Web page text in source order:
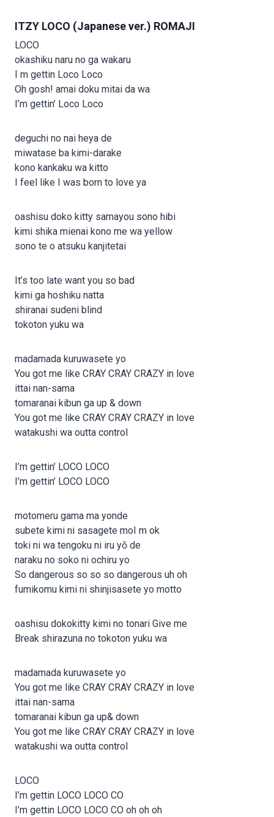
ITZY LOCO (Japanese ver.) ROMAJI
LOCO
okashiku naru no ga wakaru
I m gettin Loco Loco
Oh gosh! amai doku mitai da wa
I’m gettin’ Loco Loco
deguchi no nai heya de
miwatase ba kimi-darake
kono kankaku wa kitto
I feel like I was born to love ya
oashisu doko kitty samayou sono hibi
kimi shika mienai kono me wa yellow
sono te o atsuku kanjitetai
It’s too late want you so bad
kimi ga hoshiku natta
shiranai sudeni blind
tokoton yuku wa
madamada kuruwasete yo
You got me like CRAY CRAY CRAZY in love
ittai nan-sama
tomaranai kibun ga up & down
You got me like CRAY CRAY CRAZY in love
watakushi wa outta control
I’m gettin’ LOCO LOCO
I’m gettin’ LOCO LOCO
motomeru gama ma yonde
subete kimi ni sasagete moI m ok
toki ni wa tengoku ni iru yō de
naraku no soko ni ochiru yo
So dangerous so so so dangerous uh oh
fumikomu kimi ni shinjisasete yo motto
oashisu dokokitty kimi no tonari Give me
Break shirazuna no tokoton yuku wa
madamada kuruwasete yo
You got me like CRAY CRAY CRAZY in love
ittai nan-sama
tomaranai kibun ga up& down
You got me like CRAY CRAY CRAZY in love
watakushi wa outta control
LOCO
I’m gettin LOCO LOCO CO
I’m gettin LOCO LOCO CO oh oh oh